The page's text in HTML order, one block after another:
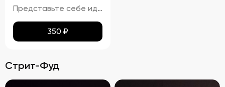
Представьте себе идеальное сочетание тонкого лаваша, превращенного в золотистые, равномерно подрумяненные чипсы. Каждый кусочек покрыт тонким слоем паприки, которая придает им легкий, но ощутимый аромат и пикантность. Эти чипсы не просто хрустят – они буквально тают во рту, оставляя приятное послевкусие соли и нежной остроты. Идеальный перекус для любого случая!
350 ₽
Стрит-Фуд